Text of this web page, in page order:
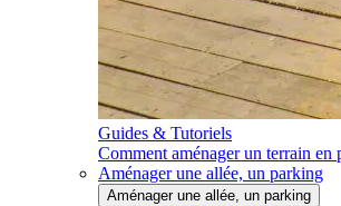
Guides & Tutoriels
Comment aménager un terrain en
Aménager une allée, un parking
Aménager une allée, un parking